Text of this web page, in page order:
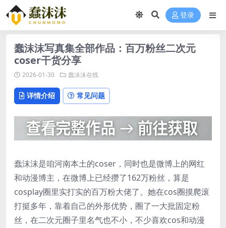
登录
蠢沫沫写真集全部作品：百万粉丝二次元
coser干货分享
2026-01-30 蠢沫沫在线
详情介绍 常见问题
蠢沫沫是咱河南本土的coser，同时也是微博上的网红
和动漫博主，在微博上已经攒了162万粉丝，算是
cosplay圈里实打实的百万粉大佬了。她在cos圈摸爬滚
打挺多年，靠着自己的外形优势，圈了一大批固定粉
丝，在二次元圈子里名气也不小，不少喜欢cos和动漫